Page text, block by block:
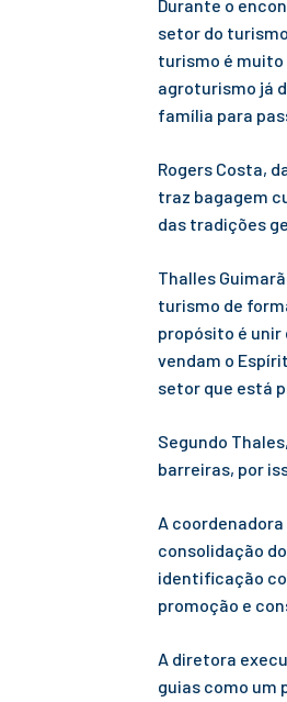
Durante o
setor do
turismo é muito
agroturismo já
família para
Rogers Costa,
traz bagagem
das tradições
Thalles
turismo de
propósito é unir
vendam o
setor que está
Segundo
barreiras, por
A
consolidação
identificação
promoção e
A diretora
guias como um